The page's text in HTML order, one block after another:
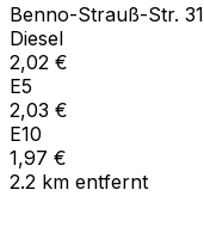
Benno-Strauß-Str. 31
Diesel
2,02 €
E5
2,03 €
E10
1,97 €
2.2 km entfernt